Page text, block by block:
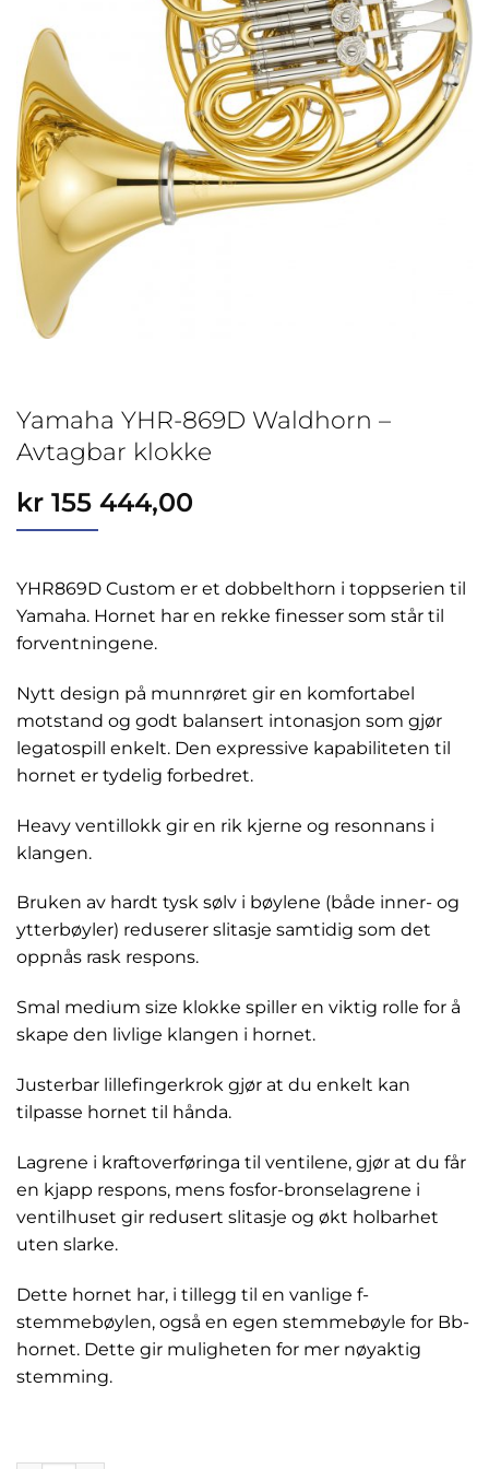
Yamaha YHR-869D Waldhorn –
Avtagbar klokke
kr 155 444,00
YHR869D Custom er et dobbelthorn i toppserien til
Yamaha. Hornet har en rekke finesser som står til
forventningene.
Nytt design på munnrøret gir en komfortabel
motstand og godt balansert intonasjon som gjør
legatospill enkelt. Den expressive kapabiliteten til
hornet er tydelig forbedret.
Heavy ventillokk gir en rik kjerne og resonnans i
klangen.
Bruken av hardt tysk sølv i bøylene (både inner- og
ytterbøyler) reduserer slitasje samtidig som det
oppnås rask respons.
Smal medium size klokke spiller en viktig rolle for å
skape den livlige klangen i hornet.
Justerbar lillefingerkrok gjør at du enkelt kan
tilpasse hornet til hånda.
Lagrene i kraftoverføringa til ventilene, gjør at du får
en kjapp respons, mens fosfor-bronselagrene i
ventilhuset gir redusert slitasje og økt holbarhet
uten slarke.
Dette hornet har, i tillegg til en vanlige f-
stemmebøylen, også en egen stemmebøyle for Bb-
hornet. Dette gir muligheten for mer nøyaktig
stemming.